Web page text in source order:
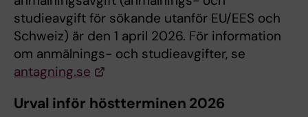
studieavgift för sökande utanför EU/EES och
Schweiz) är den 1 april 2026. För information
om anmälnings- och studieavgifter, se
antagning.se
Urval inför höstterminen 2026